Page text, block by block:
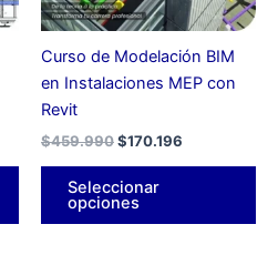
elegir
página
producto
Curso de Modelación BIM
en Instalaciones MEP con
Revit
$459.990$170.196
Seleccionar
opciones
se